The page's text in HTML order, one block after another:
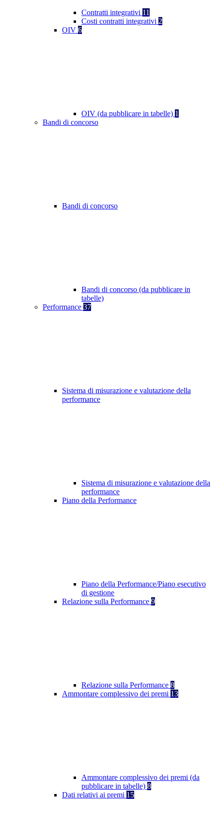
Contratti integrativi 11
Costi contratti integrativi 2
OIV 6
OIV (da pubblicare in tabelle) 1
Bandi di concorso
Bandi di concorso
Bandi di concorso (da pubblicare in
tabelle)
Performance 37
Sistema di misurazione e valutazione della
performance
Sistema di misurazione e valutazione della
performance
Piano della Performance
Piano della Performance/Piano esecutivo
di gestione
Relazione sulla Performance 9
Relazione sulla Performance 8
Ammontare complessivo dei premi 13
Ammontare complessivo dei premi (da
pubblicare in tabelle) 8
Dati relativi ai premi 15